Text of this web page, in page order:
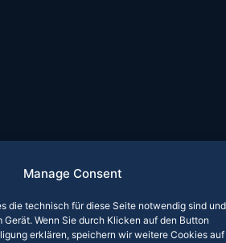
Manage Consent
die technisch für diese Seite notwendig sind und
Wenn Sie durch Klicken auf den Button
erklären, speichern wir weitere Cookies